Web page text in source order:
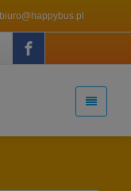
biuro@happybus.pl